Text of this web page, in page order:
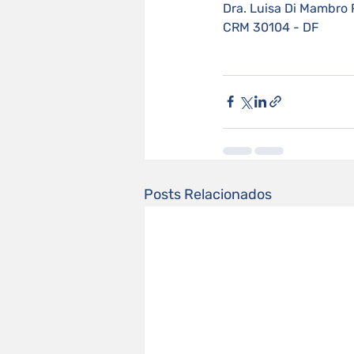
Dra. Luisa Di Mambro
CRM 30104 - DF
Posts Relacionados